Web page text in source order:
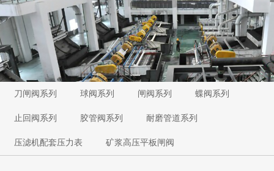
刀闸阀系列 球阀系列 闸阀系列 蝶阀系列
止回阀系列 胶管阀系列 耐磨管道系列
压滤机配套压力表 矿浆高压平板闸阀